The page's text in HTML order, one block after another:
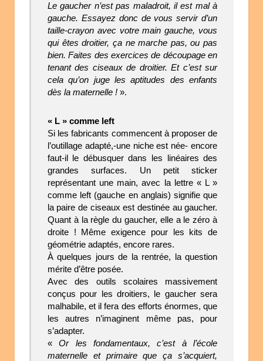
Le gaucher n’est pas maladroit, il est mal à
gauche. Essayez donc de vous servir d’un
taille-crayon avec votre main gauche, vous
qui êtes droitier, ça ne marche pas, ou pas
bien. Faites des exercices de découpage en
tenant des ciseaux de droitier. Et c’est sur
cela qu’on juge les aptitudes des enfants
dès la maternelle !».
« L » comme left
Si les fabricants commencent à proposer de
l’outillage adapté,-une niche est née- encore
faut-il le débusquer dans les linéaires des
grandes surfaces. Un petit sticker
représentant une main, avec la lettre « L »
comme left (gauche en anglais) signifie que
la paire de ciseaux est destinée au gaucher.
Quant à la règle du gaucher, elle a le zéro à
droite ! Même exigence pour les kits de
géométrie adaptés, encore rares.
À quelques jours de la rentrée, la question
mérite d’être posée.
Avec des outils scolaires massivement
conçus pour les droitiers, le gaucher sera
malhabile, et il fera des efforts énormes, que
les autres n’imaginent même pas, pour
s’adapter.
«Or les fondamentaux, c’est à l’école
maternelle et primaire que ça s’acquiert,